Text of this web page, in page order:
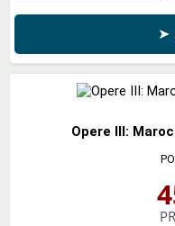
➤
Opere III: